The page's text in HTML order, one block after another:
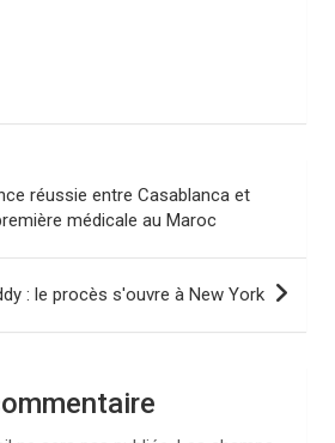
réussie entre Casablanca et
médicale au Maroc
: le procès s'ouvre à New York